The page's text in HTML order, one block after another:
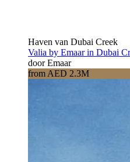
Haven van Dubai Creek
Valia by Emaar in Dubai
door Emaar
from AED 2.3M